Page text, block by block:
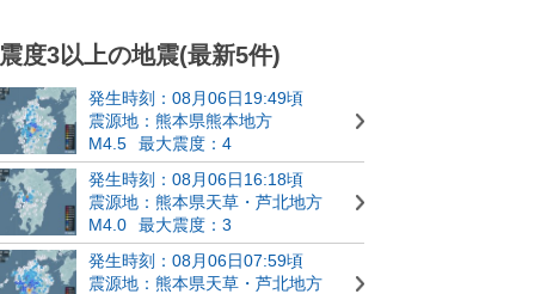
震度3以上の地震(最新5件)
発生時刻：08月06日19:49頃
震源地：熊本県熊本地方
M4.5
最大震度：4
発生時刻：08月06日16:18頃
震源地：熊本県天草・芦北地方
M4.0
最大震度：3
発生時刻：08月06日07:59頃
震源地：熊本県天草・芦北地方